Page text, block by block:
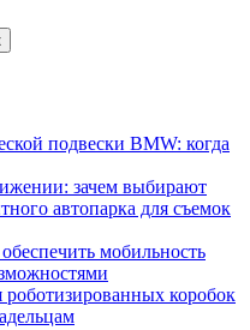
подвески BMW: когда
зачем выбирают
автопарка для съемок
мобильность
коробок